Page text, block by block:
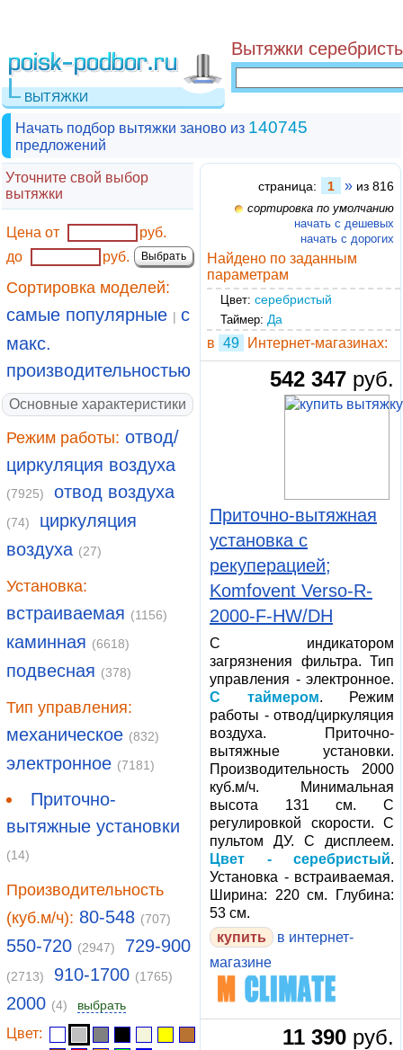
ВЫТЯЖКИ
Вытяжки
Начать подбор вытяжки заново из 140745
предложений
Уточните свой выбор
вытяжки
Цена от
руб.
до
руб.
Сортировка моделей:
самые популярные | с
макс.
производительностью
Основные характеристики
Режим работы: отвод/
циркуляция воздуха
(7925) отвод воздуха
(74)
циркуляция
воздуха (27)
Установка:
встраиваемая (1156)
каминная (6618)
подвесная (378)
Тип управления:
механическое (832)
электронное (7181)
Приточно-
вытяжные установки
(14)
Производительность
(куб.м/ч): 80-548 (707)
550-720 (2947) 729-900
(2713) 910-1700 (1765)
2000 (4) выбрать
Цвет:
страница: 1 » из 816
сортировка по умолчанию
начать с дешевых
начать с дорогих
Найдено по заданным
параметрам
Цвет: серебристый
Таймер: Да
в 49 Интернет-магазинах:
542 347 руб.
Приточно-вытяжная
установка с
рекуперацией;
Komfovent Verso-R-
2000-F-HW/DH
С индикатором
загрязнения фильтра. Тип
управления - электронное.
С таймером. Режим
работы - отвод/циркуляция
воздуха. Приточно-
вытяжные установки.
Производительность 2000
куб.м/ч. Минимальная
высота 131 см. С
регулировкой скорости. С
пультом ДУ. С дисплеем.
Цвет - серебристый.
Установка - встраиваемая.
Ширина: 220 см. Глубина:
53 см.
купить
в интернет-
магазине
11 390 руб.